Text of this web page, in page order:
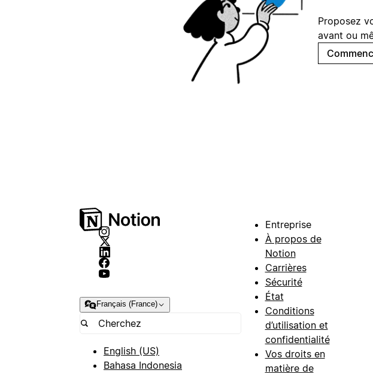
Proposez
avant ou
Français (France)
English (US)
Bahasa Indonesia
Entreprise
À propos de
Notion
Carrières
Sécurité
État
Conditions
d’utilisation et
confidentialité
Vos droits en
matière de